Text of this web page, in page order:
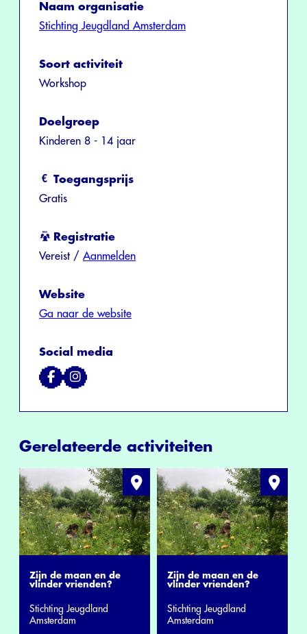
Naam organisatie
Stichting Jeugdland Amsterdam
Soort activiteit
Workshop
Doelgroep
Kinderen 8 - 14 jaar
Toegangsprijs
Gratis
Registratie
Vereist / Aanmelden
Website
Ga naar de website
Social media
Gerelateerde activiteiten
Zijn de maan en de
vlinder vrienden?
Stichting Jeugdland
Amsterdam
Zijn de maan en de
vlinder vrienden?
Stichting Jeugdland
Amsterdam